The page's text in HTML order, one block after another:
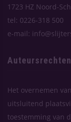
1723 HZ Noord-
tel: 0226-318 500
e-mail:
Auteursrechten
Het overnemen
uitsluitend
toestemming van